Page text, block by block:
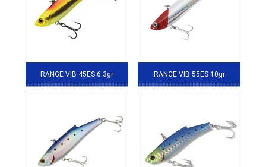
RANGE VIB 45ES 6.3gr RANGE VIB 55ES 10gr